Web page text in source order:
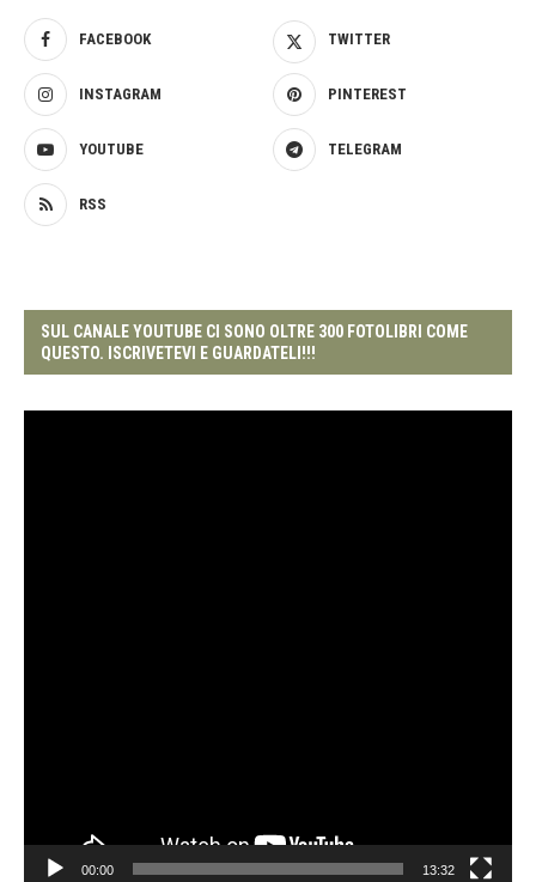
FACEBOOK TWITTER
INSTAGRAM PINTEREST
YOUTUBE TELEGRAM
RSS
SUL CANALE YOUTUBE CI SONO OLTRE 300 FOTOLIBRI COME
QUESTO. ISCRIVETEVI E GUARDATELI!!!
00:00 13:32